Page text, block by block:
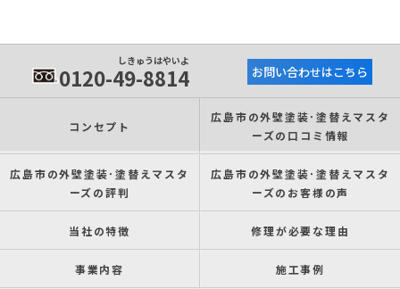
しきゅうはやいよ
0120-49-8814 お問い合わせはこちら
コンセプト
広島市の外壁塗装･塗替えマスタ
ーズの口コミ情報
広島市の外壁塗装･塗替えマスタ
ーズの評判
広島市の外壁塗装･塗替えマスタ
ーズのお客様の声
当社の特徴 修理が必要な理由
事業内容 施工事例